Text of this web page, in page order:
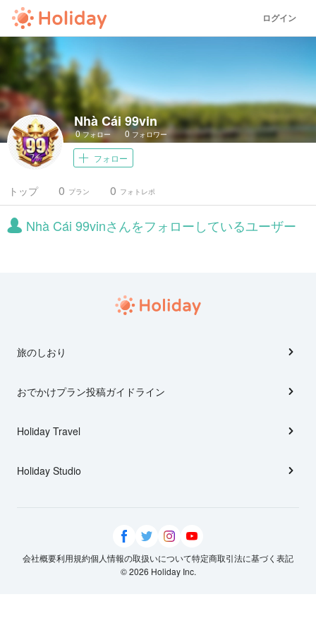
ログイン
Nhà Cái 99vin
0フォロー 0 フォロワー
フォロー
トップ プラン
0 フォトレポ
0
Nhà Cái 99vinさんをフォローしているユーザー
旅のしおり
おでかけプラン投稿ガイドライン
Holiday Travel
Holiday Studio
会社概要利用規約個人情報の取扱いについて特定商取引法に基づく表記
© 2026 Holiday Inc.